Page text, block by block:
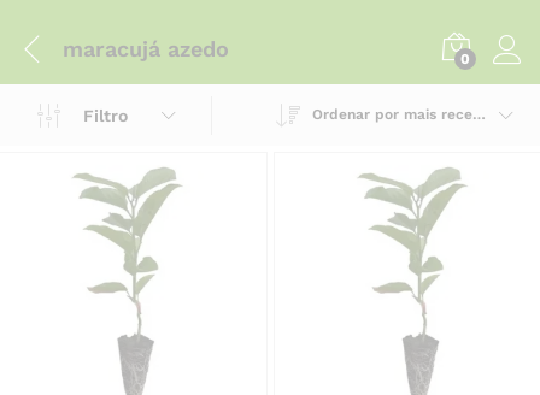
maracujá azedo 0
Filtro Ordenar por mais recente